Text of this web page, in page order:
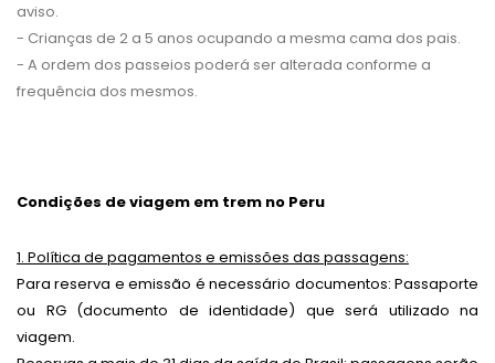
aviso.
- Crianças de 2 a 5 anos ocupando a mesma cama dos pais.
- A ordem dos passeios poderá ser alterada conforme a
frequência dos mesmos.
Condições de viagem em trem no Peru
1. Política de pagamentos e emissões das passagens:
Para reserva e emissão é necessário documentos: Passaporte
ou RG (documento de identidade) que será utilizado na
viagem.